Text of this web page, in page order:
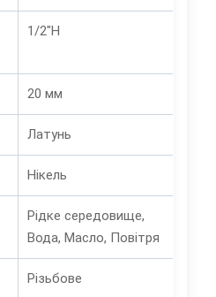
1/2"Н
20 мм
Латунь
Нікель
Рідке середовище,
Вода, Масло, Повітря
Різьбове